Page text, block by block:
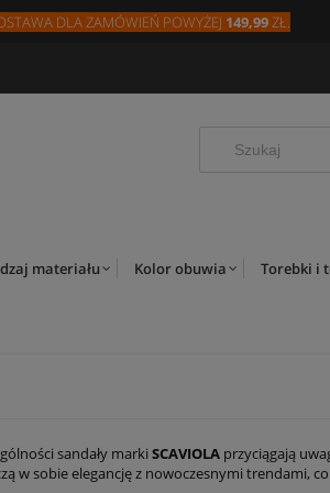
DLAZAMÓWIEŃ POWYŻEJ 149,99ZŁ.
materiału Kolor obuwia Torebki i
sandały marki SCAVIOLA przyciągają
w sobie elegancję z nowoczesnymi trendami,